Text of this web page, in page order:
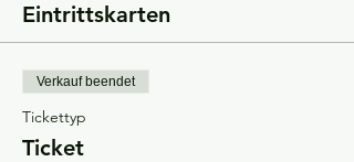
Eintrittskarten
Verkauf beendet
Tickettyp
Ticket